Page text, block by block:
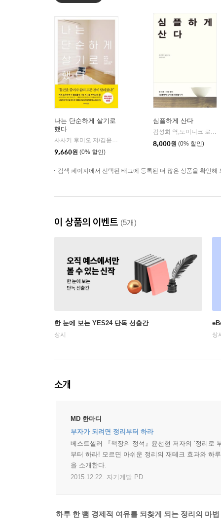
나는 단순하게 살기로
했다
사사키 후미오 저/김윤경 역
비즈니스북스
9,660원 (0% 할인)
심플하게 산다
김성희 역,도미니크 로로 저 저
8,000원 (0% 할인)
검색 페이지에서 선택된 태그에 등록된 더 많은 상품을 확인해
이 상품의 이벤트 (5개)
한 눈에 보는 YES24 단독 선출간
상시 상
소개
MD 한마디
부자가 되려면 정리부터 하라
베스트셀러 『책장의 정석』윤선현 저자의 ‘정리로
부터 하라! 모르면 아쉬운 정리의 재테크 효과와 하
을 소개한다.
2015.12.22. 자기계발 PD
하루 한 뼘 경제적 여유를 되찾게 되는 정리의 마법